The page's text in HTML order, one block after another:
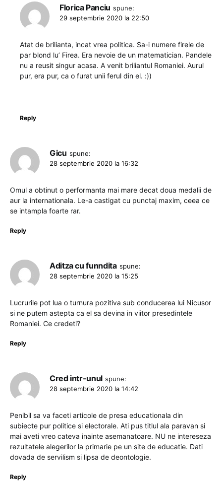
Florica Panciu spune:
29 septembrie 2020 la 22:50
Atat de brilianta, incat vrea politica. Sa-i numere firele de
par blond lu’ Firea. Era nevoie de un matematician. Pandele
nu a reusit singur acasa. A venit briliantul Romaniei. Aurul
pur, era pur, ca o furat unii ferul din el. :))
Reply
Gicu spune:
28 septembrie 2020 la 16:32
Omul a obtinut o performanta mai mare decat doua medalii de
aur la internationala. Le-a castigat cu punctaj maxim, ceea ce
se intampla foarte rar.
Reply
Aditza cu funndita spune:
28 septembrie 2020 la 15:25
Lucrurile pot lua o turnura pozitiva sub conducerea lui Nicusor
si ne putem astepta ca el sa devina in viitor presedintele
Romaniei. Ce credeti?
Reply
Cred intr-unul spune:
28 septembrie 2020 la 14:42
Penibil sa va faceti articole de presa educationala din
subiecte pur politice si electorale. Ati pus titlul ala paravan si
mai aveti vreo cateva inainte asemanatoare. NU ne intereseza
rezultatele alegerilor la primarie pe un site de educatie. Dati
dovada de servilism si lipsa de deontologie.
Reply